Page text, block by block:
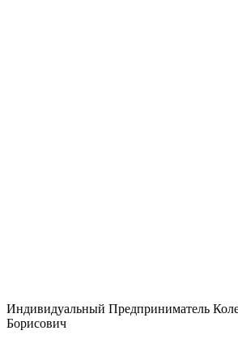
Индивидуальный Предприниматель
Борисович